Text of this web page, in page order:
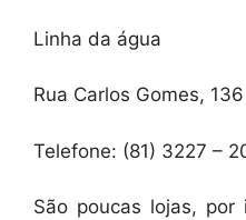
Linha da água
Rua Carlos Gomes,
Telefone: (81) 3227 –
São poucas lojas, por